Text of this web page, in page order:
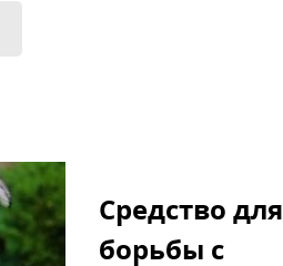
Средство для
борьбы с